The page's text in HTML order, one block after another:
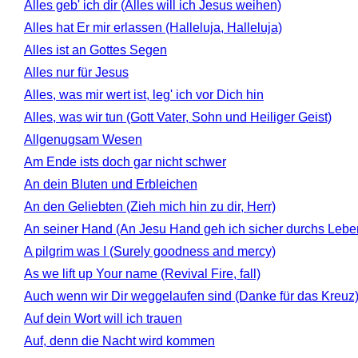
Alles geb' ich dir (Alles will ich Jesus weihen)
Alles hat Er mir erlassen (Halleluja, Halleluja)
Alles ist an Gottes Segen
Alles nur für Jesus
Alles, was mir wert ist, leg' ich vor Dich hin
Alles, was wir tun (Gott Vater, Sohn und Heiliger Geist)
Allgenugsam Wesen
Am Ende ists doch gar nicht schwer
An dein Bluten und Erbleichen
An den Geliebten (Zieh mich hin zu dir, Herr)
An seiner Hand (An Jesu Hand geh ich sicher durchs
A pilgrim was I (Surely goodness and mercy)
As we lift up Your name (Revival Fire, fall)
Auch wenn wir Dir weggelaufen sind (Danke für das Kreuz)
Auf dein Wort will ich trauen
Auf, denn die Nacht wird kommen